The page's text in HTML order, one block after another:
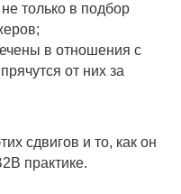
только в подбор
в отношения с
от них за
сдвигов и то, как он
практике.